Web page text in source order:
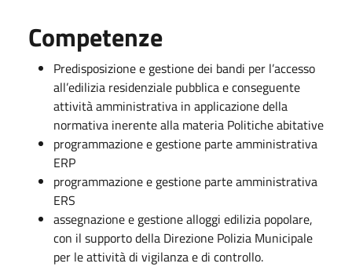
Competenze
Predisposizione e gestione dei bandi per l’accesso
all’edilizia residenziale pubblica e conseguente
attività amministrativa in applicazione della
normativa inerente alla materia Politiche abitative
programmazione e gestione parte amministrativa
ERP
programmazione e gestione parte amministrativa
ERS
assegnazione e gestione alloggi edilizia popolare,
con il supporto della Direzione Polizia Municipale
per le attività di vigilanza e di controllo.